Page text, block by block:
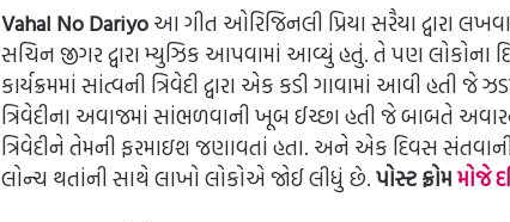
Vahal No Dariyoઆ ગીત ઓરિજિનલી પ્રિયા સરૈયા દ્વારા
સચિન જીગર દ્વારા મ્યુઝિક આપવામાં આવ્યું હતું. તે પણ
કાર્યક્રમમાં સાંત્વની ત્રિવેદી દ્વારા એક કડી ગાવામાં આવી
ત્રિવેદીના અવાજમાં સાંભળવાની ખૂબ ઈચ્છા હતી જે બાબતે
ત્રિવેદીને તેમની ફરમાઇશ જણાવતાં હતા. અને એક દિવસ
લોન્ચ થતાંની સાથે લાખો લોકોએ જોઈ લીધું છે.પોસ્ટ ફ્રોમમોજે